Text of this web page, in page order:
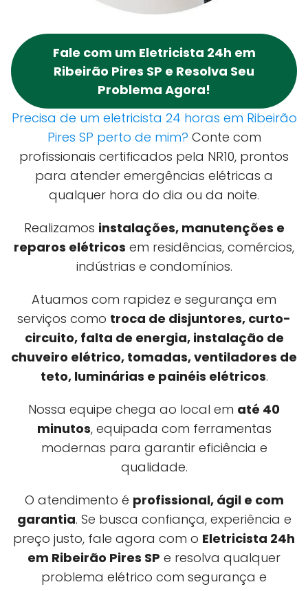
Fale com um Eletricista 24h em
Ribeirão Pires SP e Resolva Seu
Problema Agora!
Precisa de um eletricista 24 horas em Ribeirão
Pires SP perto de mim? Conte com
profissionais certificados pela NR10, prontos
para atender emergências elétricas a
qualquer hora do dia ou da noite.
Realizamos instalações, manutenções e
reparos elétricos em residências, comércios,
indústrias e condomínios.
Atuamos com rapidez e segurança em
serviços como troca de disjuntores, curto-
circuito, falta de energia, instalação de
chuveiro elétrico, tomadas, ventiladores de
teto, luminárias e painéis elétricos.
Nossa equipe chega ao local em até 40
minutos, equipada com ferramentas
modernas para garantir eficiência e
qualidade.
O atendimento é profissional, ágil e com
garantia. Se busca confiança, experiência e
preço justo, fale agora com o Eletricista 24h
em Ribeirão Pires SP e resolva qualquer
problema elétrico com segurança e